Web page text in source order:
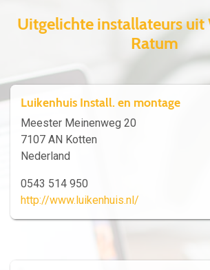
Uitgelichte installateurs
Ratum
Luikenhuis Install. en montage
Meester Meinenweg 20
7107 AN Kotten
Nederland
0543 514 950
http://www.luikenhuis.nl/